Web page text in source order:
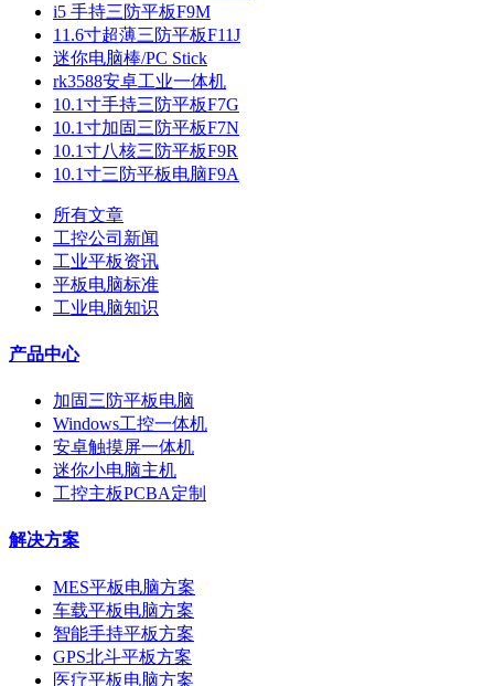
i5 手持三防平板F9M
11.6寸超薄三防平板F11J
迷你电脑棒/PC Stick
rk3588安卓工业一体机
10.1寸手持三防平板F7G
10.1寸加固三防平板F7N
10.1寸八核三防平板F9R
10.1寸三防平板电脑F9A
所有文章
工控公司新闻
工业平板资讯
平板电脑标准
工业电脑知识
产品中心
加固三防平板电脑
Windows工控一体机
安卓触摸屏一体机
迷你小电脑主机
工控主板PCBA定制
解决方案
MES平板电脑方案
车载平板电脑方案
智能手持平板方案
GPS北斗平板方案
医疗平板电脑方案